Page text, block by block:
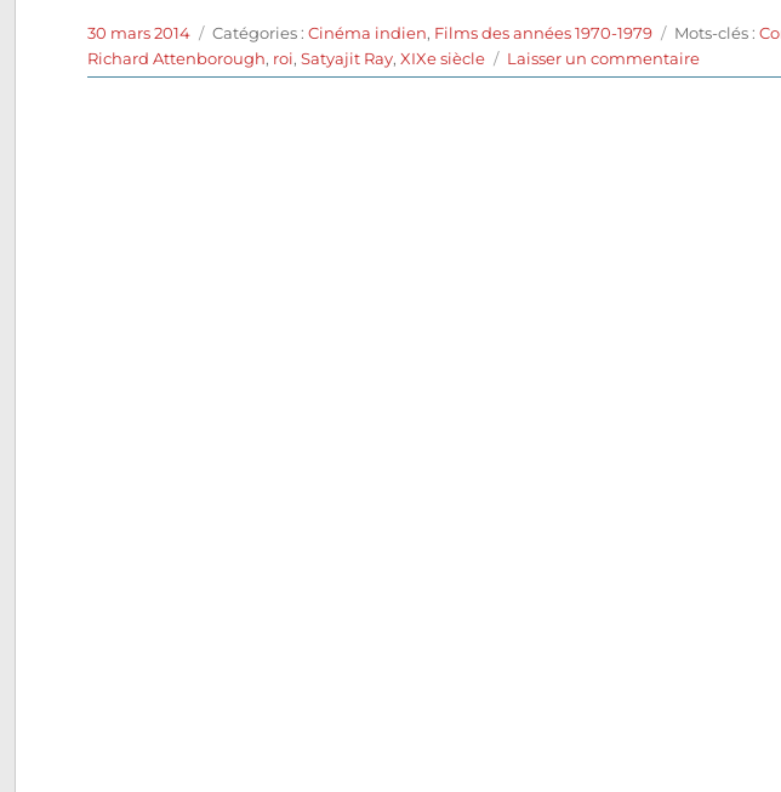
Publié
le
30 mars 2014 Catégories
Catégories :Cinéma indien, Films des années 1970-1979 Étiquettes
Mots-clés :
Richard Attenborough, roi,Satyajit Ray,XIXe siècle Laisser un commentairesur
Les